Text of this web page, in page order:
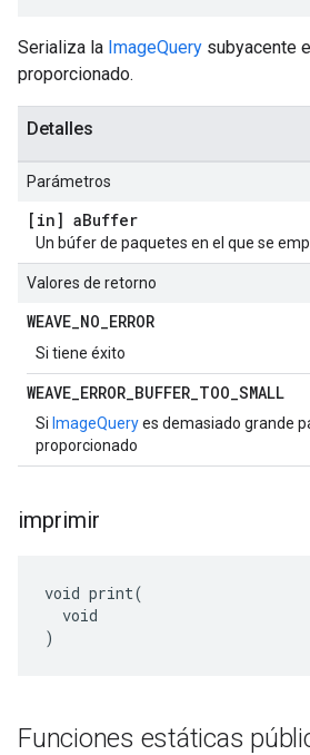
Serializa la ImageQuery subyacente
proporcionado.
Detalles
Parámetros
[in] aBuffer
Un búfer de paquetes en el que se
Valores de retorno
WEAVE_NO_ERROR
Si tiene éxito
WEAVE_ERROR_BUFFER_TOO_SMALL
Si ImageQueryes demasiado grande
proporcionado
imprimir
void print(
  void
)
Funciones estáticas